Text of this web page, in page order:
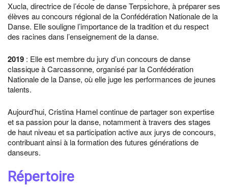
Xucla, directrice de l’école de danse Terpsichore, à préparer ses
élèves au concours régional de la Confédération Nationale de la
Danse. Elle souligne l’importance de la tradition et du respect
des racines dans l’enseignement de la danse.
2019 : Elle est membre du jury d’un concours de danse
classique à Carcassonne, organisé par la Confédération
Nationale de la Danse, où elle juge les performances de jeunes
talents.
Aujourd’hui, Cristina Hamel continue de partager son expertise
et sa passion pour la danse, notamment à travers des stages
de haut niveau et sa participation active aux jurys de concours,
contribuant ainsi à la formation des futures générations de
danseurs.
Répertoire